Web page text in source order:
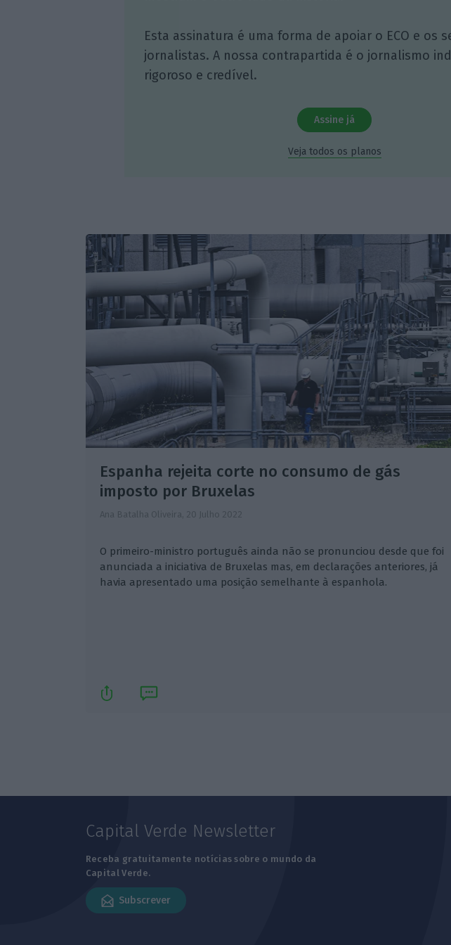
Esta assinatura é uma forma de apoiar o ECO e os
jornalistas. A nossa contrapartida é o jornalismo
rigoroso e credível.
Assine já
Veja todos os planos
Espanha rejeita corte no consumo de gás
imposto por Bruxelas
Ana Batalha Oliveira, 20 Julho 2022
O primeiro-ministro português ainda não se pronunciou desde que foi
anunciada a iniciativa de Bruxelas mas, em declarações anteriores, já
havia apresentado uma posição semelhante à espanhola.
Capital Verde Newsletter
Receba gratuitamente notícias sobre o mundo da
Capital Verde.
Subscrever